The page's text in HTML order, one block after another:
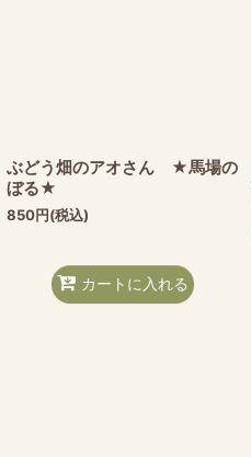
ぶどう畑のアオさん ★馬場の
ぼる★
850円(税込)
カートに入れる